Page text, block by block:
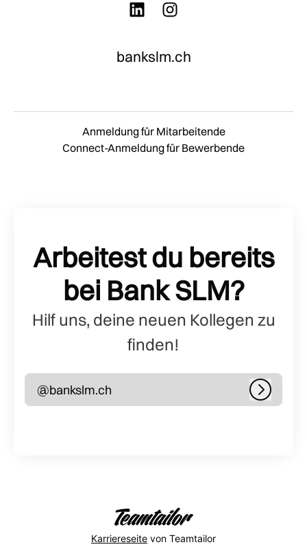
bankslm.ch
Anmeldung für Mitarbeitende
Connect-Anmeldung für Bewerbende
Arbeitest du bereits
bei Bank SLM?
Hilf uns, deine neuen Kollegen zu
finden!
@bankslm.ch
Karriereseite von Teamtailor